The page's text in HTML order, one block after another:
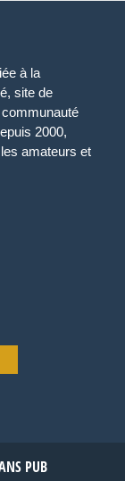
à la
site de
2000,
amateurs et
PUB